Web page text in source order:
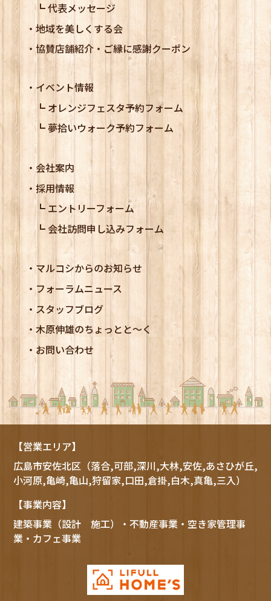
代表メッセージ
地域を美しくする会
協賛店舗紹介・ご縁に感謝クーポン
イベント情報
オレンジフェスタ予約フォーム
夢拾いウォーク予約フォーム
会社案内
採用情報
エントリーフォーム
会社訪問申し込みフォーム
マルコシからのお知らせ
フォーラムニュース
スタッフブログ
木原伸雄のちょっとと～く
お問い合わせ
【営業エリア】
広島市安佐北区（落合,可部,深川,大林,安佐,あさひが丘,
小河原,亀崎,亀山,狩留家,口田,倉掛,白木,真亀,三入）
【事業内容】
建築事業（設計 施工）・不動産事業・空き家管理事
業・カフェ事業